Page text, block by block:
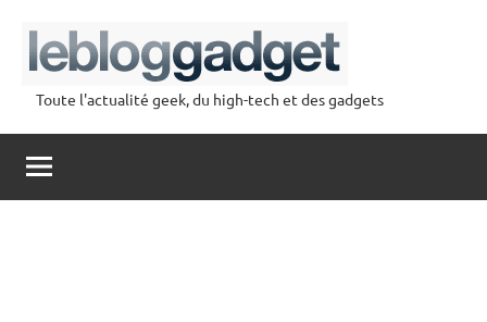
contenu
lebloggadget
Toute l'actualité geek, du high-tech et des gadgets